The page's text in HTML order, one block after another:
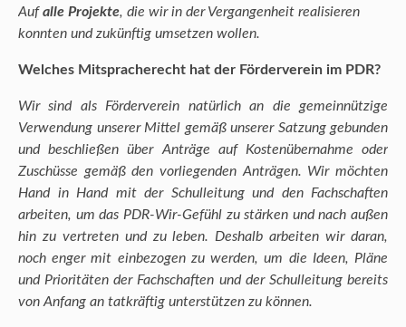
Aufalle Projekte, die wir in der Vergangenheit realisieren
konnten und zukünftig umsetzen wollen.
Welches Mitspracherecht hat der Förderverein im PDR?
Wir sind als Förderverein natürlich an die gemeinnützige
Verwendung unserer Mittel gemäß unserer Satzung gebunden
und beschließen über Anträge auf Kostenübernahme oder
Zuschüsse gemäß den vorliegenden Anträgen. Wir möchten
Hand in Hand mit der Schulleitung und den Fachschaften
arbeiten, um das PDR-Wir-Gefühl zu stärken und nach außen
hin zu vertreten und zu leben. Deshalb arbeiten wir daran,
noch enger mit einbezogen zu werden, um die Ideen, Pläne
und Prioritäten der Fachschaften und der Schulleitung bereits
von Anfang an tatkräftig unterstützen zu können.